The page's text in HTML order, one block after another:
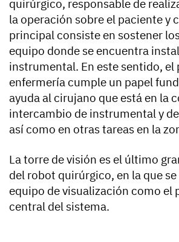
quirúrgico, responsable de
la operación sobre el paciente y
principal consiste en sostener los
equipo donde se encuentra
instrumental. En este sentido, el
enfermería cumple un papel
ayuda al cirujano que está en la
intercambio de instrumental y
así como en otras tareas en la
La torre de visión es el último
del robot quirúrgico, en la que
equipo de visualización como el
central del sistema.